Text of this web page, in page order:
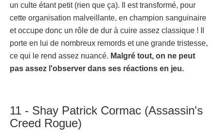
un culte étant petit (rien que ça). Il est transformé, pour
cette organisation malveillante, en champion sanguinaire
et occupe donc un rôle de dur à cuire assez classique ! Il
porte en lui de nombreux remords et une grande tristesse,
ce qui le rend assez nuancé. Malgré tout, on ne peut
pas assez l'observer dans ses réactions en jeu.
11 - Shay Patrick Cormac (Assassin's
Creed Rogue)